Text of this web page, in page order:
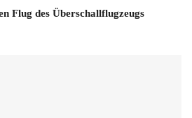
Flug des Überschallflugzeugs